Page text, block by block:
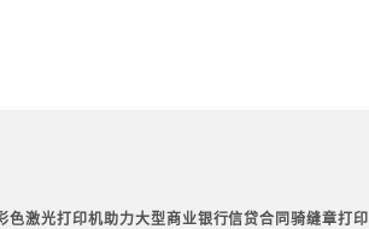
色激光打印机助力大型商业银行信贷合同骑缝章打印